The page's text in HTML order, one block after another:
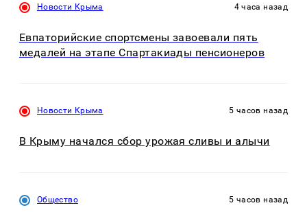
Новости Крыма 4 часа назад
Евпаторийские спортсмены завоевали пять
медалей на этапе Спартакиады пенсионеров
Новости Крыма 5 часов назад
В Крыму начался сбор урожая сливы и алычи
Общество 5 часов назад